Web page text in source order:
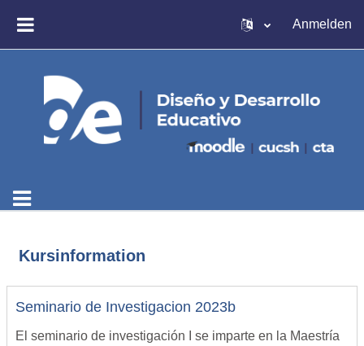
Anmelden
Kursinformation
Seminario de Investigacion 2023b
El seminario de investigación I se imparte en la Maestría